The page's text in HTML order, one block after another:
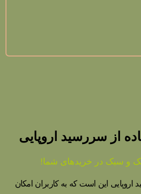
از سررسید اروپایی
و سبک در خریدهای شما!
اروپایی این است که به کاربران امکان